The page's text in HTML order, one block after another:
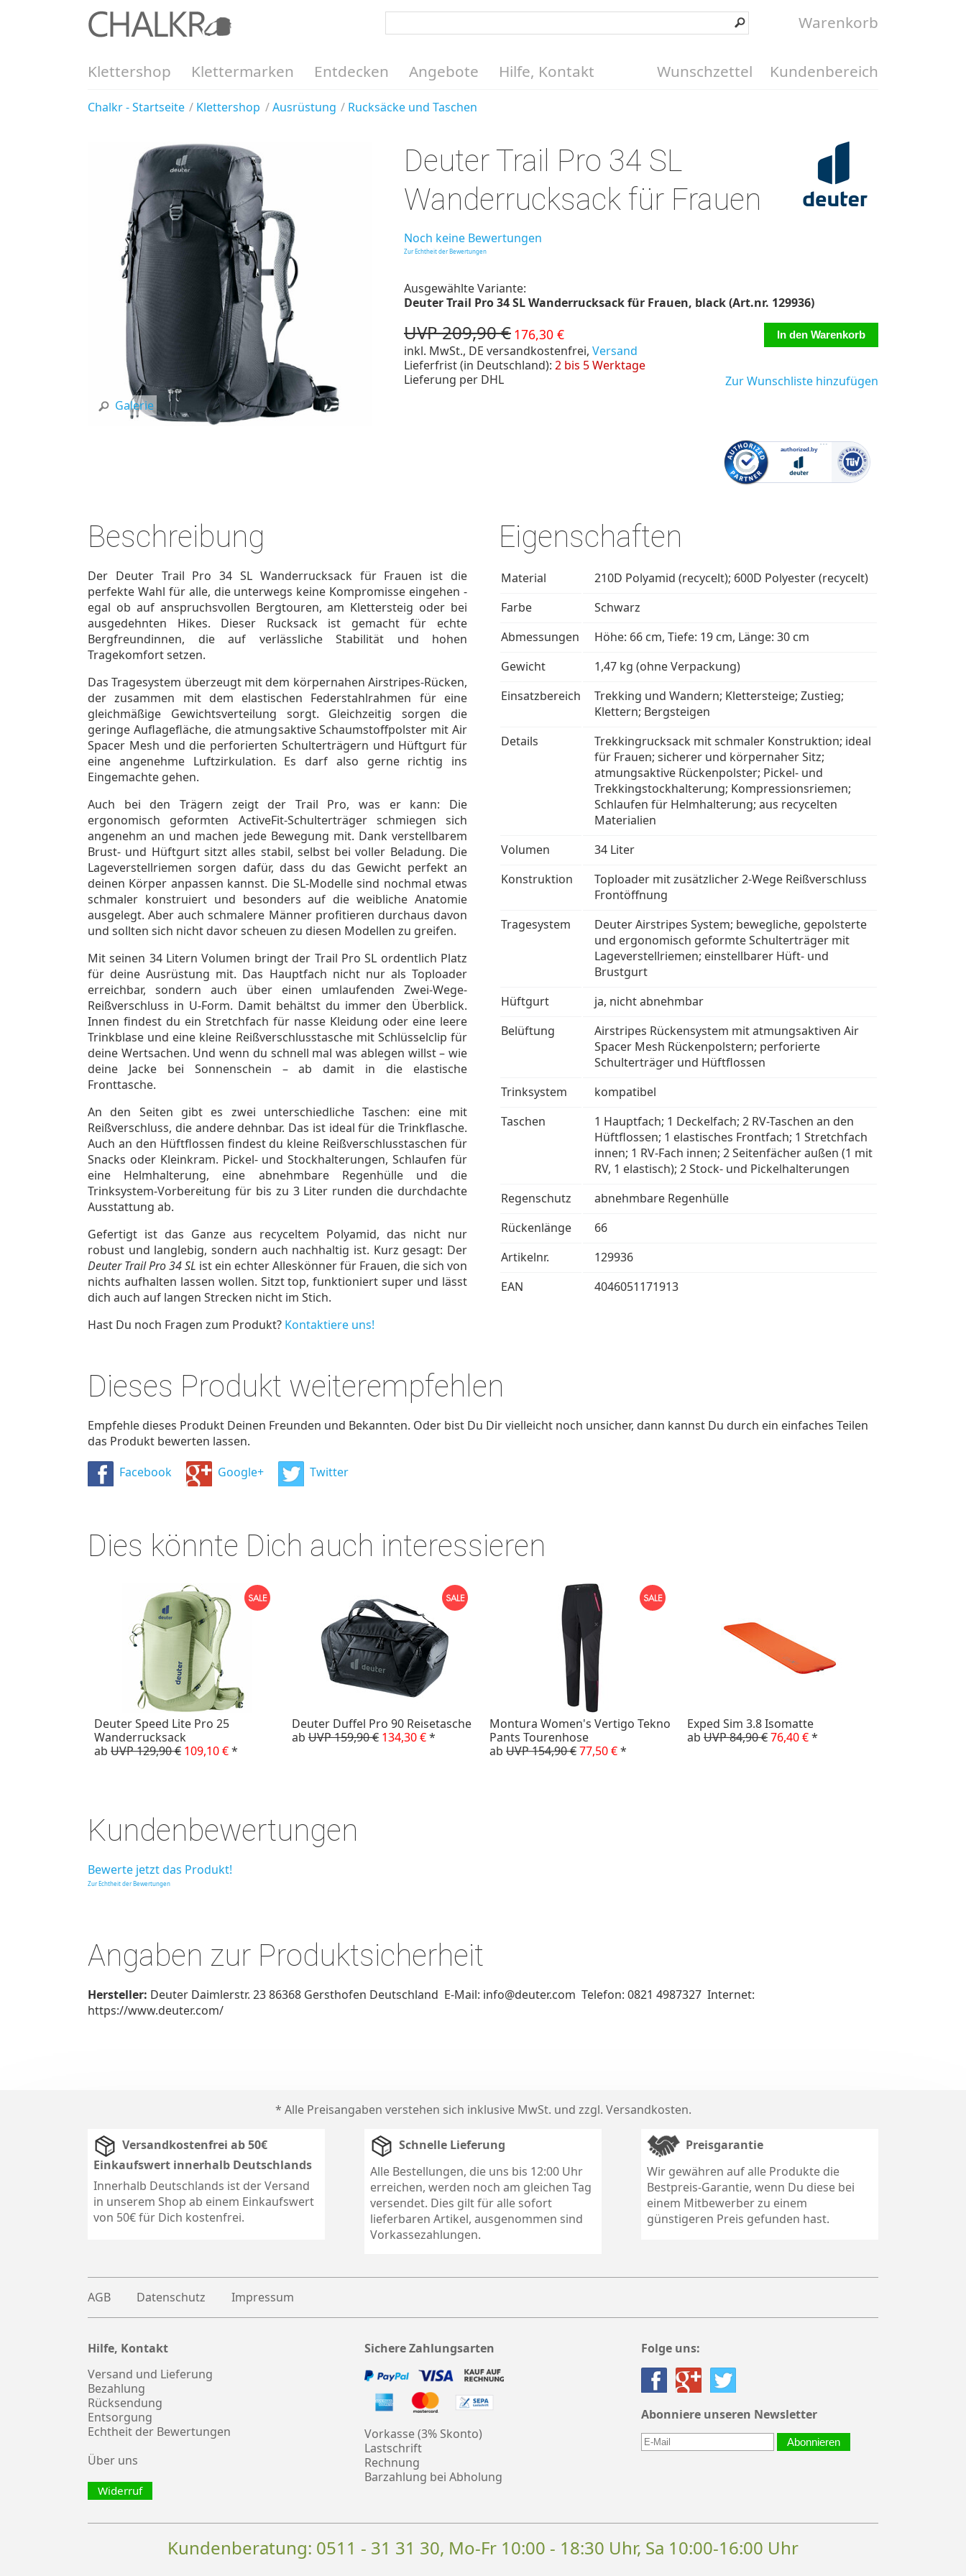
Warenkorb
Klettershop Klettermarken Entdecken Angebote Hilfe, Kontakt Kundenbereich
Wunschzettel
Chalkr - Startseite Klettershop Ausrüstung Rucksäcke und Taschen
Galerie
Deuter Trail Pro 34 SL
Wanderrucksack für Frauen
Noch keine Bewertungen
Zur Echtheit der Bewertungen
Ausgewählte Variante:
Deuter Trail Pro 34 SL Wanderrucksack für Frauen, black (Art.nr. 129936)
UVP 209,90 € 176,30 €
inkl. MwSt., DE versandkostenfrei, Versand
Lieferfrist (in Deutschland): 2 bis 5 Werktage
Lieferung per DHL
Zur Wunschliste hinzufügen
Eigenschaften
Material
210D Polyamid (recycelt); 600D Polyester (recycelt)
Farbe
Schwarz
Abmessungen
Höhe: 66 cm, Tiefe: 19 cm, Länge: 30 cm
Gewicht
1,47 kg (ohne Verpackung)
Einsatzbereich
Trekking und Wandern; Klettersteige; Zustieg;
Klettern; Bergsteigen
Details
Trekkingrucksack mit schmaler Konstruktion; ideal
für Frauen; sicherer und körpernaher Sitz;
atmungsaktive Rückenpolster; Pickel- und
Trekkingstockhalterung; Kompressionsriemen;
Schlaufen für Helmhalterung; aus recycelten
Materialien
Volumen
34 Liter
Konstruktion
Toploader mit zusätzlicher 2-Wege Reißverschluss
Frontöffnung
Tragesystem
Deuter Airstripes System; bewegliche, gepolsterte
und ergonomisch geformte Schulterträger mit
Lageverstellriemen; einstellbarer Hüft- und
Brustgurt
Hüftgurt
ja, nicht abnehmbar
Belüftung
Airstripes Rückensystem mit atmungsaktiven Air
Spacer Mesh Rückenpolstern; perforierte
Schulterträger und Hüftflossen
Trinksystem
kompatibel
Taschen
1 Hauptfach; 1 Deckelfach; 2 RV-Taschen an den
Hüftflossen; 1 elastisches Frontfach; 1 Stretchfach
innen; 1 RV-Fach innen; 2 Seitenfächer außen (1 mit
RV, 1 elastisch); 2 Stock- und Pickelhalterungen
Regenschutz
abnehmbare Regenhülle
Rückenlänge
66
Artikelnr.
129936
EAN
4046051171913
Beschreibung
Der Deuter Trail Pro 34 SL Wanderrucksack für Frauen ist die
perfekte Wahl für alle, die unterwegs keine Kompromisse eingehen -
egal ob auf anspruchsvollen Bergtouren, am Klettersteig oder bei
ausgedehnten Hikes. Dieser Rucksack ist gemacht für echte
Bergfreundinnen, die auf verlässliche Stabilität und hohen
Tragekomfort setzen.
Das Tragesystem überzeugt mit dem körpernahen Airstripes-Rücken,
der zusammen mit dem elastischen Federstahlrahmen für eine
gleichmäßige Gewichtsverteilung sorgt. Gleichzeitig sorgen die
geringe Auflagefläche, die atmungsaktive Schaumstoffpolster mit Air
Spacer Mesh und die perforierten Schulterträgern und Hüftgurt für
eine angenehme Luftzirkulation. Es darf also gerne richtig ins
Eingemachte gehen.
Auch bei den Trägern zeigt der Trail Pro, was er kann: Die
ergonomisch geformten ActiveFit-Schulterträger schmiegen sich
angenehm an und machen jede Bewegung mit. Dank verstellbarem
Brust- und Hüftgurt sitzt alles stabil, selbst bei voller Beladung. Die
Lageverstellriemen sorgen dafür, dass du das Gewicht perfekt an
deinen Körper anpassen kannst. Die SL-Modelle sind nochmal etwas
schmaler konstruiert und besonders auf die weibliche Anatomie
ausgelegt. Aber auch schmalere Männer profitieren durchaus davon
und sollten sich nicht davor scheuen zu diesen Modellen zu greifen.
Mit seinen 34 Litern Volumen bringt der Trail Pro SL ordentlich Platz
für deine Ausrüstung mit. Das Hauptfach nicht nur als Toploader
erreichbar, sondern auch über einen umlaufenden Zwei-Wege-
Reißverschluss in U-Form. Damit behältst du immer den Überblick.
Innen findest du ein Stretchfach für nasse Kleidung oder eine leere
Trinkblase und eine kleine Reißverschlusstasche mit Schlüsselclip für
deine Wertsachen. Und wenn du schnell mal was ablegen willst – wie
deine Jacke bei Sonnenschein – ab damit in die elastische
Fronttasche.
An den Seiten gibt es zwei unterschiedliche Taschen: eine mit
Reißverschluss, die andere dehnbar. Das ist ideal für die Trinkflasche.
Auch an den Hüftflossen findest du kleine Reißverschlusstaschen für
Snacks oder Kleinkram. Pickel- und Stockhalterungen, Schlaufen für
eine Helmhalterung, eine abnehmbare Regenhülle und die
Trinksystem-Vorbereitung für bis zu 3 Liter runden die durchdachte
Ausstattung ab.
Gefertigt ist das Ganze aus recyceltem Polyamid, das nicht nur
robust und langlebig, sondern auch nachhaltig ist. Kurz gesagt: Der
Deuter Trail Pro 34 SL ist ein echter Alleskönner für Frauen, die sich von
nichts aufhalten lassen wollen. Sitzt top, funktioniert super und lässt
dich auch auf langen Strecken nicht im Stich.
Hast Du noch Fragen zum Produkt? Kontaktiere uns!
Dieses Produkt weiterempfehlen
Empfehle dieses Produkt Deinen Freunden und Bekannten. Oder bist Du Dir vielleicht noch unsicher, dann kannst Du durch ein einfaches Teilen
das Produkt bewerten lassen.
Facebook
Google+ Twitter
Dies könnte Dich auch interessieren
Deuter Speed Lite Pro 25
Wanderrucksack
ab UVP 129,90 € 109,10 €*
Deuter Duffel Pro 90 Reisetasche
ab UVP 159,90 € 134,30 €*
Montura Women's Vertigo Tekno
Pants Tourenhose
ab UVP 154,90 €77,50 €*
Exped Sim 3.8 Isomatte
ab UVP 84,90 €76,40 €*
Kundenbewertungen
Bewerte jetzt das Produkt!
Zur Echtheit der Bewertungen
Angaben zur Produktsicherheit
Hersteller: Deuter Daimlerstr. 23 86368 Gersthofen Deutschland E-Mail: info@deuter.com Telefon: 0821 4987327 Internet:
https://www.deuter.com/
* Alle Preisangaben verstehen sich inklusive MwSt. und zzgl. Versandkosten.
Versandkostenfrei ab 50€
Einkaufswert innerhalb Deutschlands
Innerhalb Deutschlands ist der Versand
in unserem Shop ab einem Einkaufswert
von 50€ für Dich kostenfrei.
Schnelle Lieferung
Alle Bestellungen, die uns bis 12:00 Uhr
erreichen, werden noch am gleichen Tag
versendet. Dies gilt für alle sofort
lieferbaren Artikel, ausgenommen sind
Vorkassezahlungen.
Preisgarantie
Wir gewähren auf alle Produkte die
Bestpreis-Garantie, wenn Du diese bei
einem Mitbewerber zu einem
günstigeren Preis gefunden hast.
AGB Datenschutz Impressum
Hilfe, Kontakt
Versand und Lieferung
Bezahlung
Rücksendung
Entsorgung
Echtheit der Bewertungen
Über uns
Widerruf
Sichere Zahlungsarten
Vorkasse (3% Skonto)
Lastschrift
Rechnung
Barzahlung bei Abholung
Folge uns:
Abonniere unseren Newsletter
Abonnieren
Kundenberatung: 0511 - 31 31 30, Mo-Fr 10:00 - 18:30 Uhr, Sa 10:00-16:00 Uhr